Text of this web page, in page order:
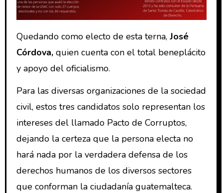
Quedando como electo de esta terna, José
Córdova, quien cuenta con el total beneplácito
y apoyo del oficialismo.
Para las diversas organizaciones de la sociedad
civil, estos tres candidatos solo representan los
intereses del llamado Pacto de Corruptos,
dejando la certeza que la persona electa no
hará nada por la verdadera defensa de los
derechos humanos de los diversos sectores
que conforman la ciudadanía guatemalteca.